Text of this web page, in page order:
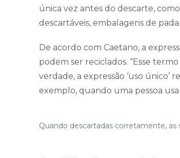
única vez antes do descarte,
descartáveis, embalagens de
De acordo com Caetano, a
podem ser reciclados. “Esse
verdade, a expressão ‘uso
exemplo, quando uma pessoa
Quando descartadas corretamente,